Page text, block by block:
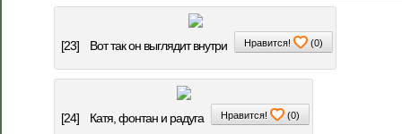
[23] Вот так он выглядит внутри Нравится! (0)
[24] Катя, фонтан и радуга Нравится! (0)